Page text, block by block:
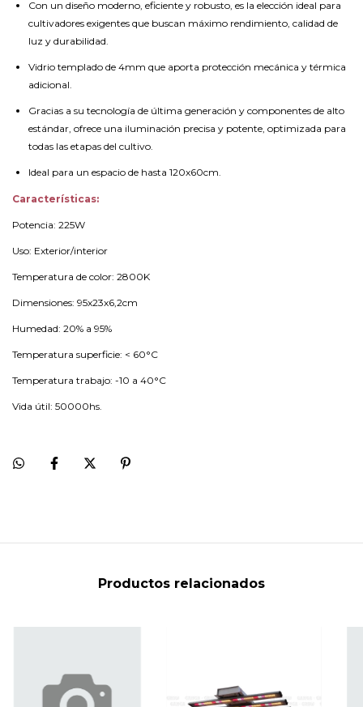
Con un diseño moderno, eficiente y robusto, es la elección ideal para
cultivadores exigentes que buscan máximo rendimiento, calidad de
luz y durabilidad.
Vidrio templado de 4mm que aporta protección mecánica y térmica
adicional.
Gracias a su tecnología de última generación y componentes de alto
estándar, ofrece una iluminación precisa y potente, optimizada para
todas las etapas del cultivo.
Ideal para un espacio de hasta 120x60cm.
Características:
Potencia: 225W
Uso: Exterior/interior
Temperatura de color: 2800K
Dimensiones: 95x23x6,2cm
Humedad: 20% a 95%
Temperatura superficie: < 60°C
Temperatura trabajo: -10 a 40°C
Vida útil: 50000hs.
Productos relacionados